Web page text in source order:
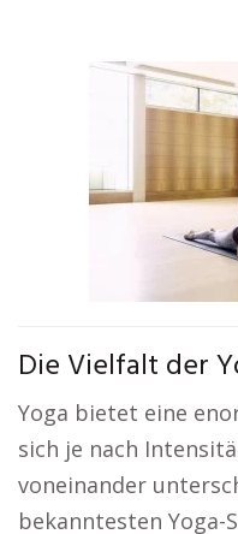
Die Vielfalt der
Yoga bietet eine
sich je nach
voneinander
bekanntesten Yoga-